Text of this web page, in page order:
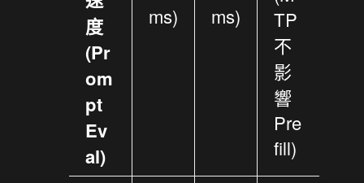
度
(Pr
om
pt
Ev
al)
ms)
ms)
TP
不
影
響
Pre
fill)